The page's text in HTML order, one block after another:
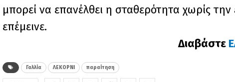
μπορεί να επανέλθει η σταθερότητα χωρίς
επέμεινε.
Διαβάστε
Γαλλία ΛΕΚΟΡΝΙ παραίτηση